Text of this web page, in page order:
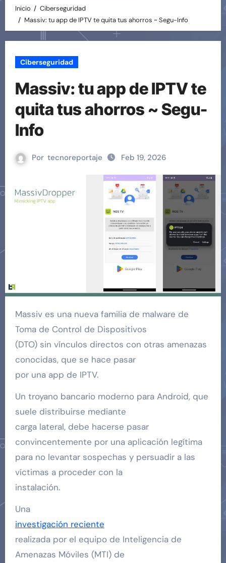
Inicio
Ciberseguridad
Massiv: tu app de IPTV te quita tus ahorros ~ Segu-Info
Ciberseguridad
Massiv: tu app de IPTV te
quita tus ahorros ~ Segu-
Info
Por tecnoreportaje Feb 19, 2026
Massiv es una nueva familia de malware de
Toma de Control de Dispositivos
(DTO) sin vínculos directos con otras amenazas
conocidas, que se hace pasar
por una app de IPTV.
Un troyano bancario moderno para Android, que
suele distribuirse mediante
carga lateral, debe hacerse pasar
convincentemente por una aplicación legítima
para no levantar sospechas y persuadir a las
víctimas a proceder con la
instalación.
Una
investigación reciente
realizada por el equipo de Inteligencia de
Amenazas Móviles (MTI) de